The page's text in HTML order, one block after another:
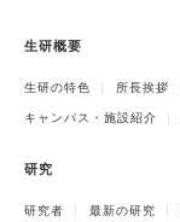
生研概要
生研の特色 所長挨拶
キャンパス・施設紹介
研究
研究者 最新の研究